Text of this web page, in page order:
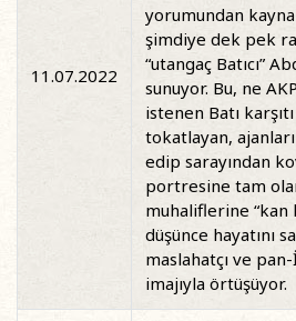
11.07.2022
yorumundan
şimdiye dek pek
“utangaç Batıcı”
sunuyor. Bu, ne
istenen Batı
tokatlayan,
edip sarayından
portresine tam
muhaliflerine “kan
düşünce hayatını
maslahatçı ve pan-
imajıyla örtüşüyor.